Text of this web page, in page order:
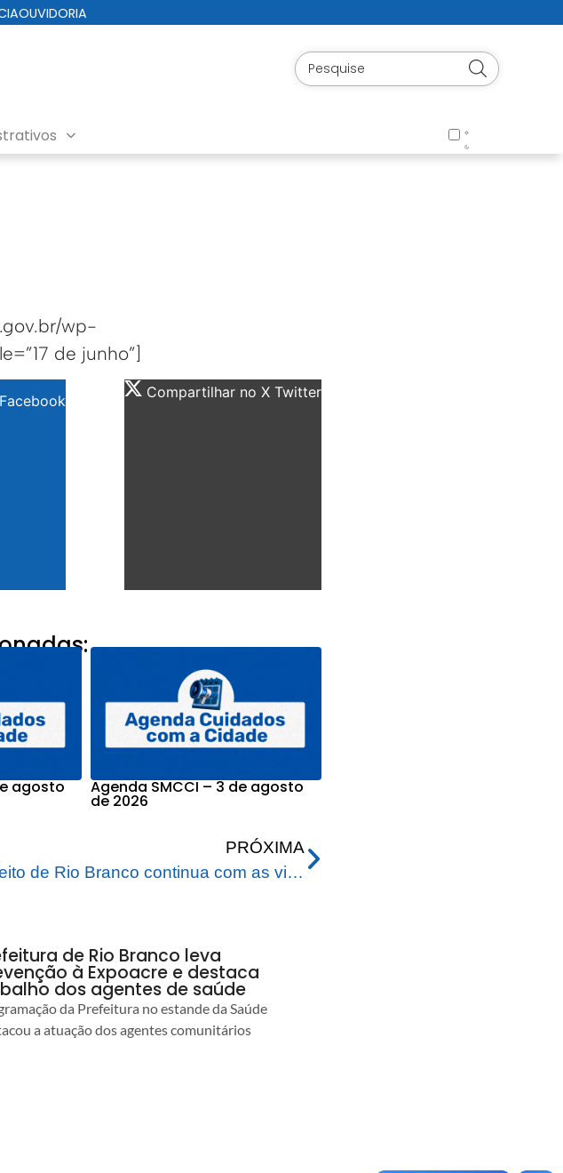
OUVIDORIA
wp-
de junho”]
Compartilhar no X Twitter
agosto Agenda SMCCI – 3 de agosto
de 2026
PRÓXIMA
Prefeito de Rio Branco continua com as visitas técnicas nas obras de recuperação dos ramais da capital
de Rio Branco leva
à Expoacre e destaca
dos agentes de saúde
da Prefeitura no estande da Saúde
a atuação dos agentes comunitários